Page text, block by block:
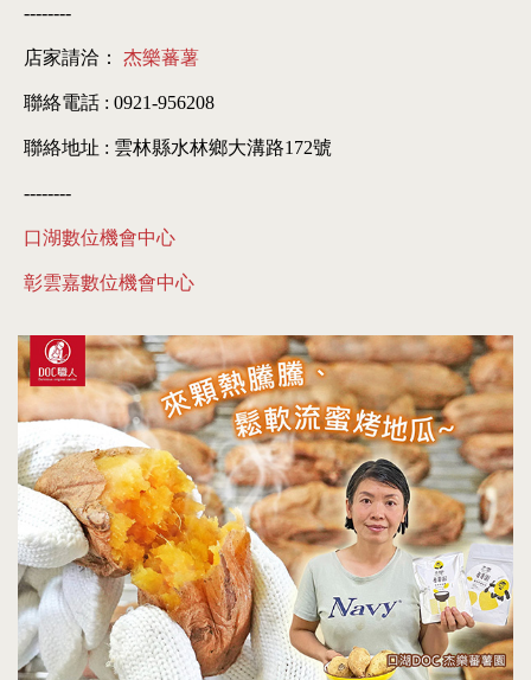
--------
店家請洽： 杰樂蕃薯
聯絡電話 : 0921-956208
聯絡地址 : 雲林縣水林鄉大溝路172號
--------
口湖數位機會中心
彰雲嘉數位機會中心